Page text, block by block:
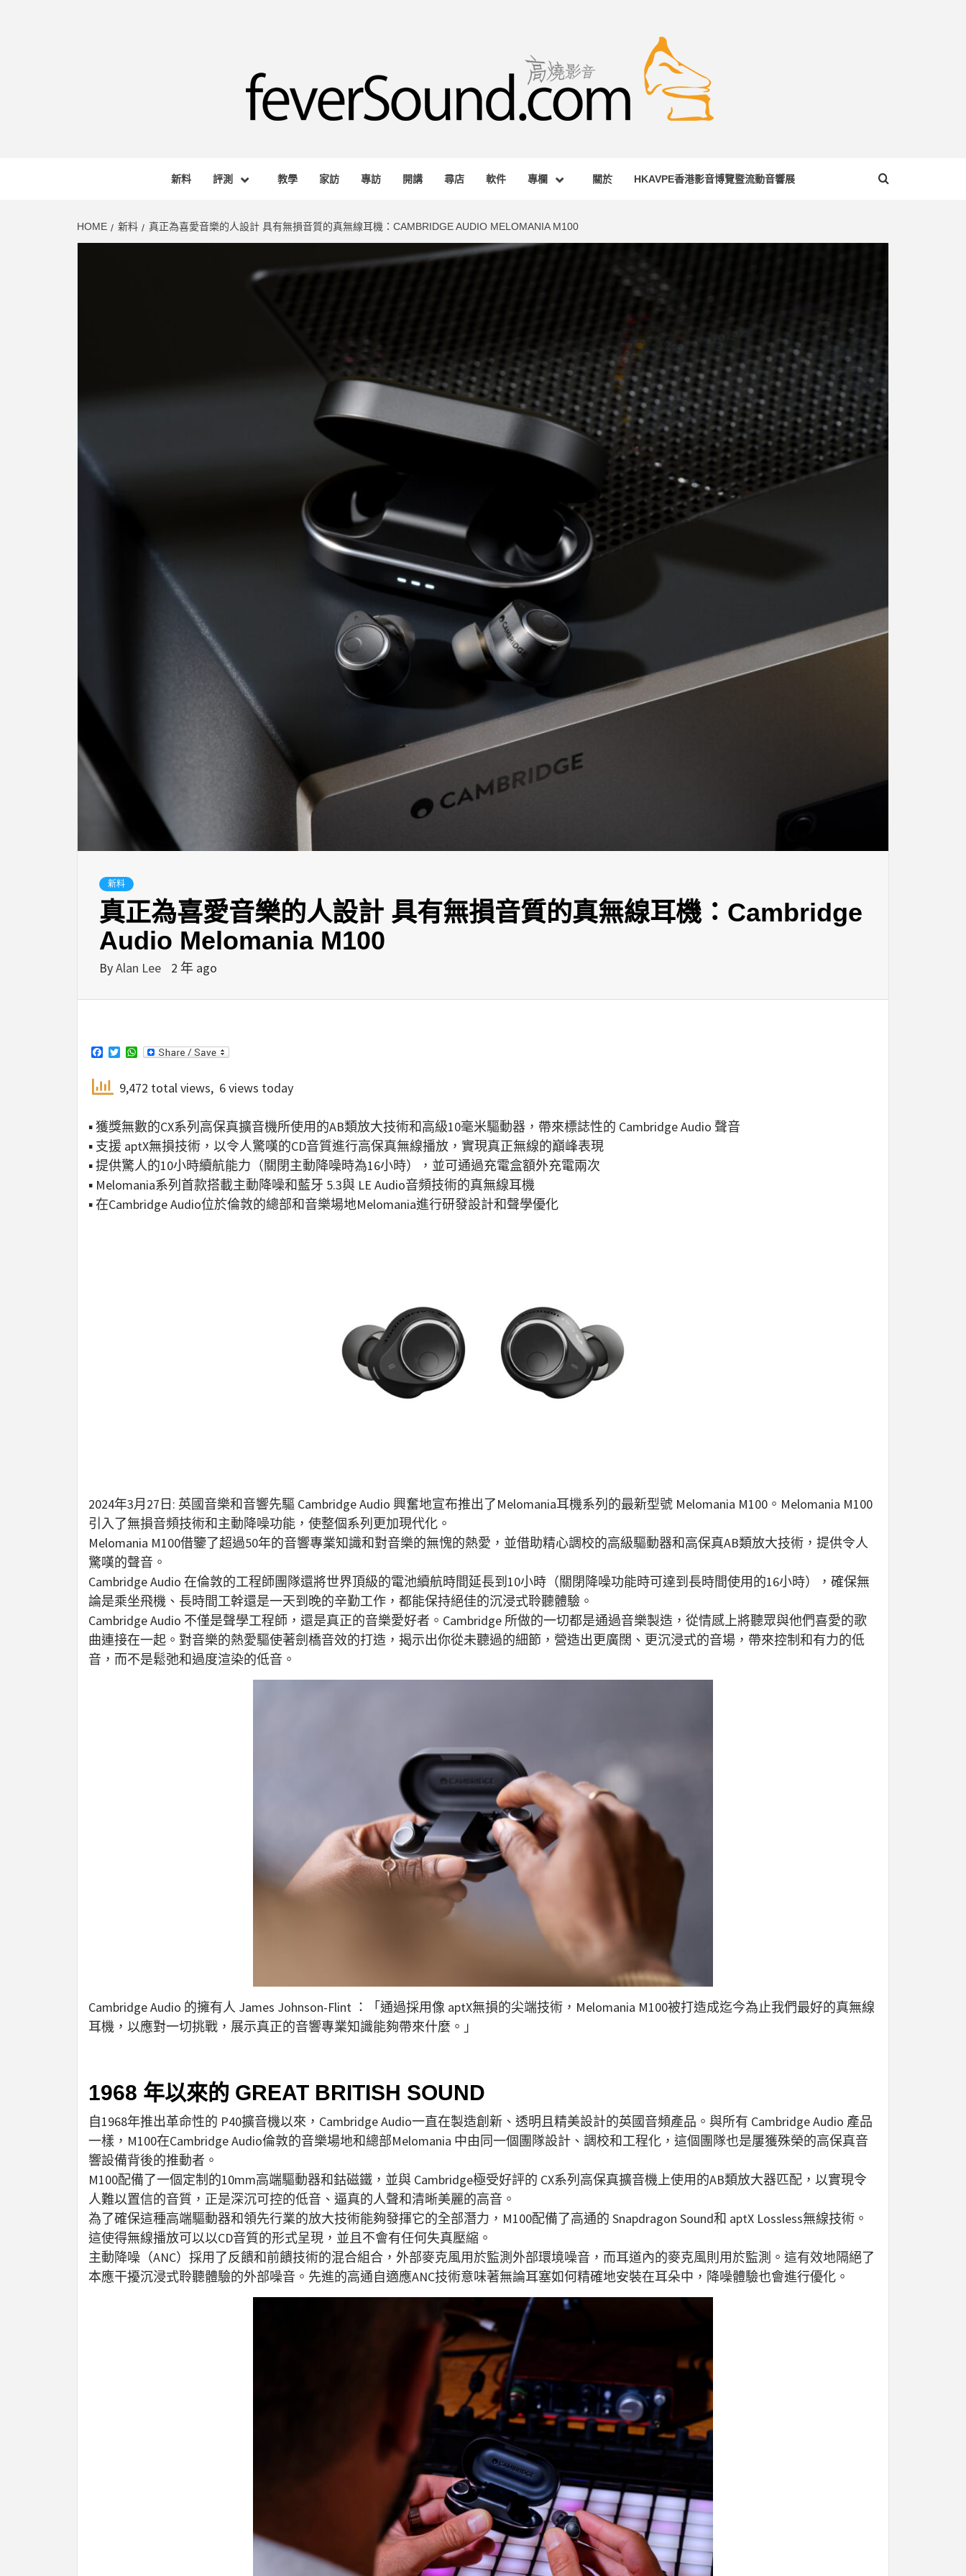
FEVERSOUND.COM
新料 評測 教學 家訪 專訪 開講 尋店 軟件 專欄 關於 HKAVPE香港影音博覽暨流動音響展
HOME 新料 真正為喜愛音樂的人設計 具有無損音質的真無線耳機：CAMBRIDGE AUDIO MELOMANIA M100
新料
真正為喜愛音樂的人設計 具有無損音質的真無線耳機：Cambridge
Audio Melomania M100
ByAlan Lee 2 年 ago
Facebook
TwitterWhatsApp
9,472 total views, 6 views today
▪ 獲獎無數的CX系列高保真擴音機所使用的AB類放大技術和高級10毫米驅動器，帶來標誌性的 Cambridge Audio 聲音
▪ 支援 aptX無損技術，以令人驚嘆的CD音質進行高保真無線播放，實現真正無線的巔峰表現
▪ 提供驚人的10小時續航能力（關閉主動降噪時為16小時），並可通過充電盒額外充電兩次
▪ Melomania系列首款搭載主動降噪和藍牙 5.3與 LE Audio音頻技術的真無線耳機
▪ 在Cambridge Audio位於倫敦的總部和音樂場地Melomania進行研發設計和聲學優化
2024年3月27日: 英國音樂和音響先驅 Cambridge Audio 興奮地宣布推出了Melomania耳機系列的最新型號 Melomania M100。Melomania M100
引入了無損音頻技術和主動降噪功能，使整個系列更加現代化。
Melomania M100借鑒了超過50年的音響專業知識和對音樂的無愧的熱愛，並借助精心調校的高級驅動器和高保真AB類放大技術，提供令人
驚嘆的聲音。
Cambridge Audio 在倫敦的工程師團隊還將世界頂級的電池續航時間延長到10小時（關閉降噪功能時可達到長時間使用的16小時），確保無
論是乘坐飛機、長時間工幹還是一天到晚的辛勤工作，都能保持絕佳的沉浸式聆聽體驗。
Cambridge Audio 不僅是聲學工程師，還是真正的音樂愛好者。Cambridge 所做的一切都是通過音樂製造，從情感上將聽眾與他們喜愛的歌
曲連接在一起。對音樂的熱愛驅使著劍橋音效的打造，揭示出你從未聽過的細節，營造出更廣闊、更沉浸式的音場，帶來控制和有力的低
音，而不是鬆弛和過度渲染的低音。
Cambridge Audio 的擁有人 James Johnson-Flint ：「通過採用像 aptX無損的尖端技術，Melomania M100被打造成迄今為止我們最好的真無線
耳機，以應對一切挑戰，展示真正的音響專業知識能夠帶來什麼。」
1968 年以來的 GREAT BRITISH SOUND
自1968年推出革命性的 P40擴音機以來，Cambridge Audio一直在製造創新、透明且精美設計的英國音頻產品。與所有 Cambridge Audio 產品
一樣，M100在Cambridge Audio倫敦的音樂場地和總部Melomania 中由同一個團隊設計、調校和工程化，這個團隊也是屢獲殊榮的高保真音
響設備背後的推動者。
M100配備了一個定制的10mm高端驅動器和鈷磁鐵，並與 Cambridge極受好評的 CX系列高保真擴音機上使用的AB類放大器匹配，以實現令
人難以置信的音質，正是深沉可控的低音、逼真的人聲和清晰美麗的高音。
為了確保這種高端驅動器和領先行業的放大技術能夠發揮它的全部潛力，M100配備了高通的 Snapdragon Sound和 aptX Lossless無線技術。
這使得無線播放可以以CD音質的形式呈現，並且不會有任何失真壓縮。
主動降噪（ANC）採用了反饋和前饋技術的混合組合，外部麥克風用於監測外部環境噪音，而耳道內的麥克風則用於監測。這有效地隔絕了
本應干擾沉浸式聆聽體驗的外部噪音。先進的高通自適應ANC技術意味著無論耳塞如何精確地安裝在耳朵中，降噪體驗也會進行優化。